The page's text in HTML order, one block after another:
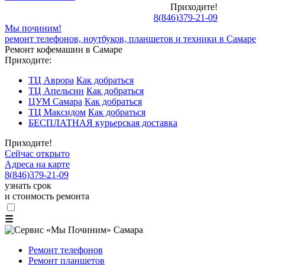
Приходите!
8(846)379-21-09
Мы починим!
ремонт телефонов, ноутбуков, планшетов и техники в Самаре
Ремонт кофемашин в Самаре
Приходите:
ТЦ Аврора Как добраться
ТЦ Апельсин Как добраться
ЦУМ Самара Как добраться
ТЦ Максидом Как добраться
БЕСПЛАТНАЯ курьерская доставка
Приходите!
Сейчас открыто
Адреса на карте
8(846)379-21-09
узнать срок
и стоимость ремонта
☰
Ремонт телефонов
Ремонт планшетов